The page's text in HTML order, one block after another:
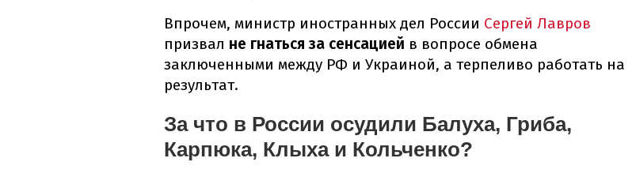
Впрочем, министр иностранных дел России Сергей Лавров
призвал не гнаться за сенсацией в вопросе обмена
заключенными между РФ и Украиной, а терпеливо работать на
результат.
За что в России осудили Балуха, Гриба,
Карпюка, Клыха и Кольченко?